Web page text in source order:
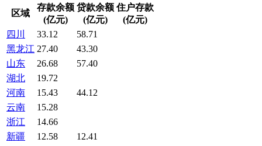
区域
存款余额
(亿元)
贷款余额
(亿元)
住户存款
(亿元)
四川
33.12
58.71
黑龙江 27.40
43.30
山东
26.68
57.40
湖北
19.72
河南
15.43
44.12
云南
15.28
浙江
14.66
新疆
12.58
12.41